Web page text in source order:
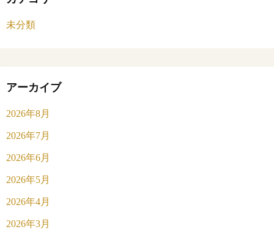
未分類
アーカイブ
2026年8月
2026年7月
2026年6月
2026年5月
2026年4月
2026年3月